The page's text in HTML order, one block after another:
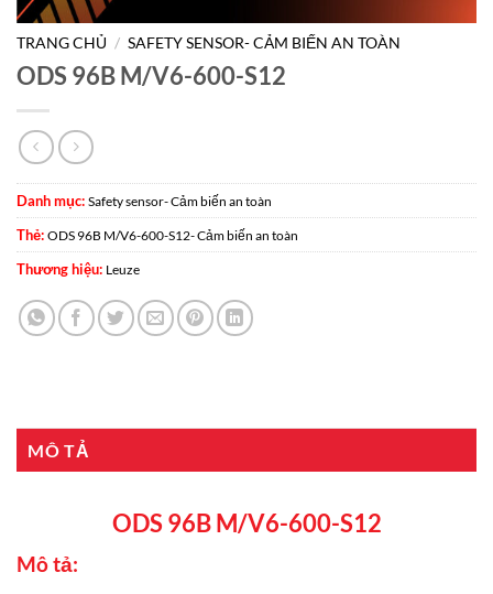
TRANG CHỦ / SAFETY SENSOR- CẢM BIẾN AN TOÀN
ODS 96B M/V6-600-S12
Danh mục: Safety sensor- Cảm biến an toàn
Thẻ: ODS 96B M/V6-600-S12- Cảm biến an toàn
Thương hiệu: Leuze
MÔ TẢ
ODS 96B M/V6-600-S12
Mô tả: